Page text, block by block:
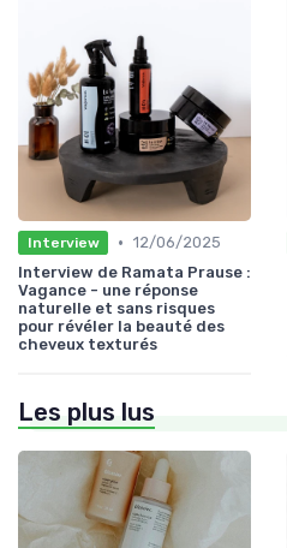
Interview • 12/06/2025
Interview de Ramata Prause :
Vagance - une réponse
naturelle et sans risques
pour révéler la beauté des
cheveux texturés
Les plus lus